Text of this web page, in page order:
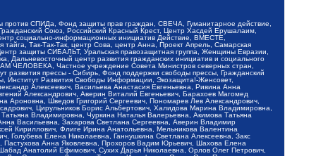
СПИДа, Фонд защиты прав граждан, СВЕЧА, Гуманитарное действие,
Союз, Российский Красный Крест, Центр Хасдей Ерушалаим,
социально-информационных инициатив Действие, ВМЕСТЕ,
Так-Так-Так, центр Сова, центр Анна, Проект Апрель, Самарская
защиты СИБАЛЬТ, Уральская правозащитная группа, Женщины Евразии,
Дальневосточный центр развития гражданских инициатив и социального
ЧЕЛОВЕКА, Частное учреждение Совета Министров северных стран,
прессы - Сибирь, Фонд поддержки свободы прессы, Гражданский
Институт Развития Свободы Информации, Экозащита!-Женсовет,
Алексеевич, Васильева Анастасия Евгеньевна, Ривина Анна
Александрович, Аверин Виталий Евгеньевич, Барахоев Магомед
Шведов Григорий Сергеевич, Пономарев Лев Александрович,
Цирульников Борис Альбертович, Халидова Марина Владимировна,
Владимировна, Чуркина Наталья Валерьевна, Акимова Татьяна
Васильевна, Захарова Светлана Сергеевна, Аверин Владимир
Кириллович, Флиге Ирина Анатольевна, Мельникова Валентина
Елена Николаевна, Ганнушкина Светлана Алексеевна, Закс
Анна Яковлевна, Прохоров Вадим Юрьевич, Шахова Елена
Анатолий Ефимович, Сухих Дарья Николаевна, Орлов Олег Петрович,